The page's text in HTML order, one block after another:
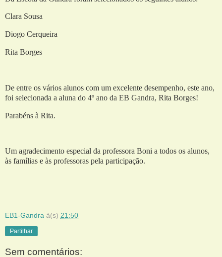
Clara Sousa
Diogo Cerqueira
Rita Borges
De entre os vários alunos com um excelente desempenho, este ano,
foi selecionada a aluna do 4º ano da EB Gandra, Rita Borges!
Parabéns à Rita.
Um agradecimento especial da professora Boni a todos os alunos,
às famílias e às professoras pela participação.
EB1-Gandra à(s) 21:50
Partilhar
Sem comentários: